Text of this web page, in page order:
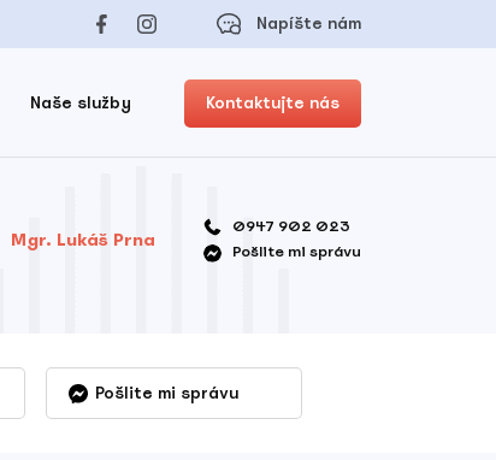
Napíšte nám
Naše služby Kontaktujte nás
Mgr. Lukáš Prna
0947 902 023
Pošlite mi správu
Pošlite mi správu